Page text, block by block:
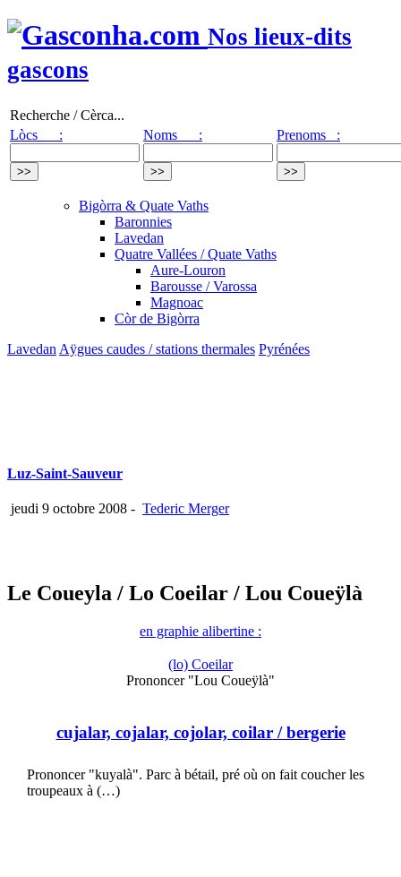
Nos lieux-dits
gascons
Recherche / Cèrca...
Lòcs :
Noms : Prenoms :
Bigòrra & Quate Vaths
Baronnies
Lavedan
Quatre Vallées / Quate Vaths
Aure-Louron
Barousse / Varossa
Magnoac
Còr de Bigòrra
Lavedan Aÿgues caudes / stations thermales Pyrénées
Luz-Saint-Sauveur
jeudi 9 octobre 2008 - Tederic Merger
Le Coueyla / Lo Coeilar / Lou Coueÿlà
en graphie alibertine :
(lo) Coeilar
Prononcer "Lou Coueÿlà"
cujalar, cojalar, cojolar, coilar/ bergerie
Prononcer "kuyalà". Parc à bétail, pré où on fait coucher les
troupeaux à (…)